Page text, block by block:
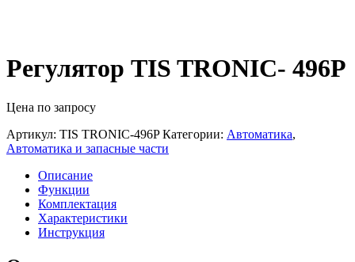
Регулятор TIS TRONIC- 496P
Цена по запросу
Артикул: TIS TRONIC-496P Категории: Автоматика,
Автоматика и запасные части
Описание
Функции
Комплектация
Характеристики
Инструкция